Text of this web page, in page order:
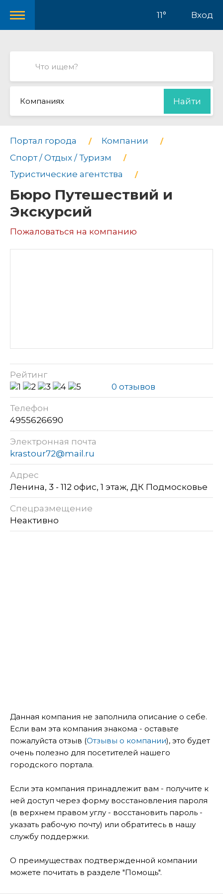
11° Вход
Компаниях Найти
Портал города
Компании
Спорт / Отдых / Туризм
Туристические агентства
Бюро Путешествий и
Экскурсий
Пожаловаться на компанию
Рейтинг
0 отзывов
Телефон
4955626690
Электронная почта
krastour72@mail.ru
Адрес
Ленина, 3 - 112 офис, 1 этаж, ДК Подмосковье
Спецразмещение
Неактивно
Данная компания не заполнила описание о себе.
Если вам эта компания знакома - оставьте
пожалуйста отзыв (Отзывы о компании), это будет
очень полезно для посетителей нашего
городского портала.
Если эта компания принадлежит вам - получите к
ней доступ через форму восстановления пароля
(в верхнем правом углу - восстановить пароль -
указать рабочую почту) или обратитесь в нашу
службу поддержки.
О преимуществах подтвержденной компании
можете почитать в разделе "Помощь".